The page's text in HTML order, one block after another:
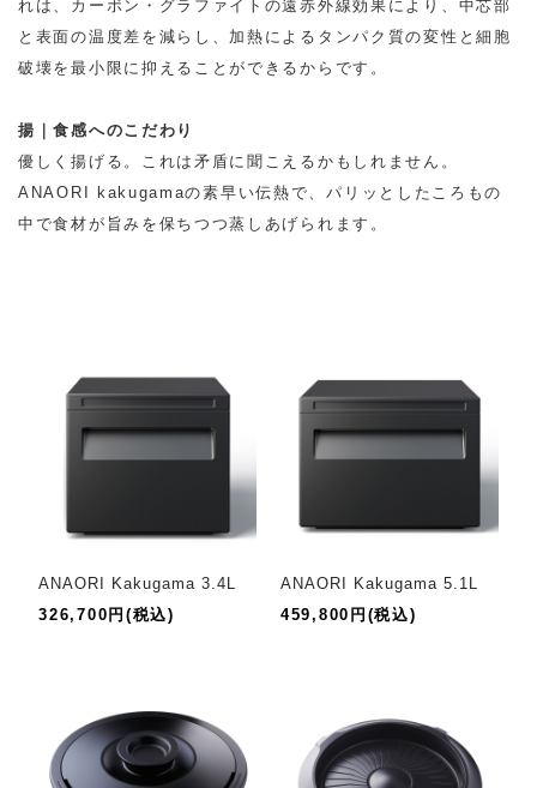
れは、カーボン・グラファイトの遠赤外線効果により、中芯部
と表面の温度差を減らし、加熱によるタンパク質の変性と細胞
破壊を最小限に抑えることができるからです。
揚｜食感へのこだわり
優しく揚げる。これは矛盾に聞こえるかもしれません。
ANAORI kakugamaの素早い伝熱で、パリッとしたころもの
中で食材が旨みを保ちつつ蒸しあげられます。
ANAORI Kakugama 3.4L
326,700円(税込)
ANAORI Kakugama 5.1L
459,800円(税込)